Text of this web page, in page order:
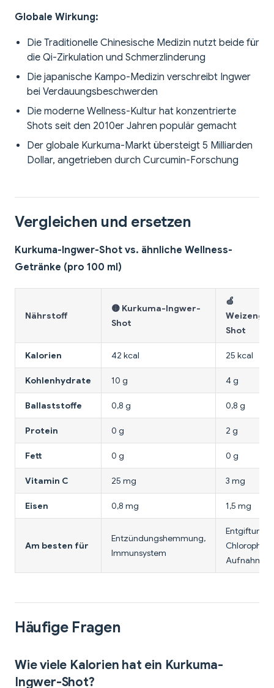
Globale Wirkung:
Die Traditionelle Chinesische Medizin nutzt beide für
die Qi-Zirkulation und Schmerzlinderung
Die japanische Kampo-Medizin verschreibt Ingwer
bei Verdauungsbeschwerden
Die moderne Wellness-Kultur hat konzentrierte
Shots seit den 2010er Jahren populär gemacht
Der globale Kurkuma-Markt übersteigt 5 Milliarden
Dollar, angetrieben durch Curcumin-Forschung
Vergleichen und ersetzen
Kurkuma-Ingwer-Shot vs. ähnliche Wellness-
Getränke (pro 100 ml)
Nährstoff
🟡 Kurkuma-Ingwer-
Shot
🍏
Shot
Kalorien 42 kcal 25 kcal
Kohlenhydrate 10 g 4 g
Ballaststoffe 0,8 g 0,8 g
Protein 0 g 2 g
Fett 0 g 0 g
Vitamin C 25 mg 3 mg
Eisen 0,8 mg 1,5 mg
Am besten für
Entzündungshemmung,
Immunsystem
Entgiftung,
Chlorophyll-
Aufnahme
Häufige Fragen
Wie viele Kalorien hat ein Kurkuma-
Ingwer-Shot?